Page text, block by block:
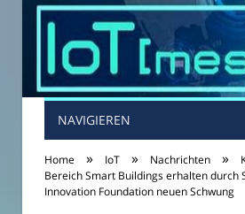
NAVIGIEREN
Home » IoT » Nachrichten »
Bereich Smart Buildings erhalten durch
Innovation Foundation neuen Schwung